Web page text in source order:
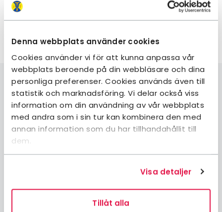
Denna webbplats använder cookies
Cookies använder vi för att kunna anpassa vår
webbplats beroende på din webbläsare och dina
personliga preferenser. Cookies används även till
statistik och marknadsföring. Vi delar också viss
information om din användning av vår webbplats
med andra som i sin tur kan kombinera den med
annan information som du har tillhandahållit till
dem.
Visa detaljer
Tillåt alla
Bli medlem
Logga in på Mina sidor
Logga in på Min bokning
Kontakta oss